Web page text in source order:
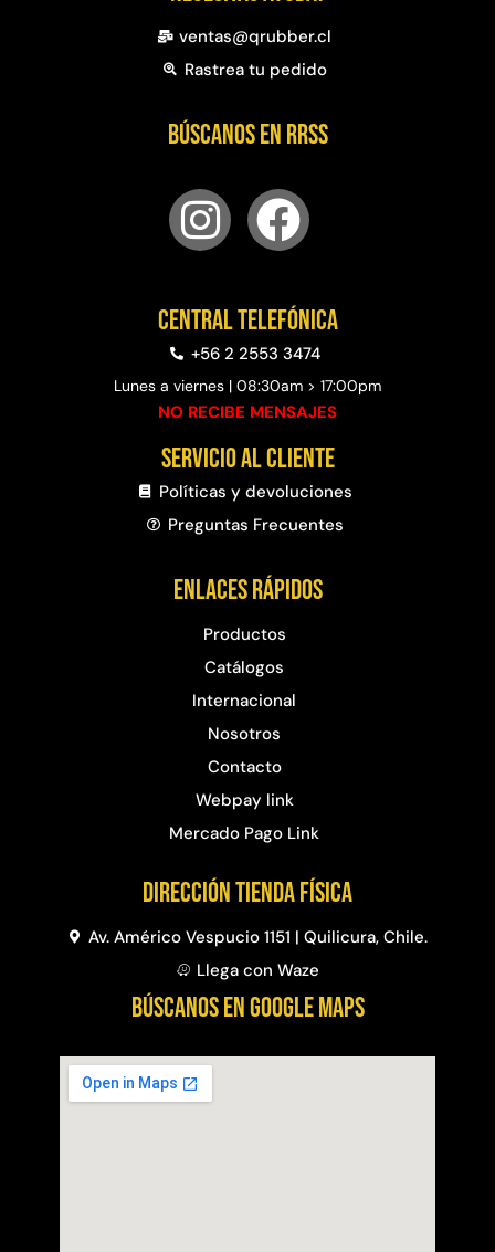
ventas@qrubber.cl
Rastrea tu pedido
Búscanos en RRSS
Central telefónica
+56 2 2553 3474
Lunes a viernes | 08:30am > 17:00pm
NO RECIBE MENSAJES
Servicio al cliente
Políticas y devoluciones
Preguntas Frecuentes​
Enlaces rápidos
Productos
Catálogos
Internacional
Nosotros
Contacto
Webpay link
Mercado Pago Link
Dirección Tienda física
Av. Américo Vespucio 1151 | Quilicura, Chile.
Llega con Waze
BÚSCANOS EN GOOGLE MAPS